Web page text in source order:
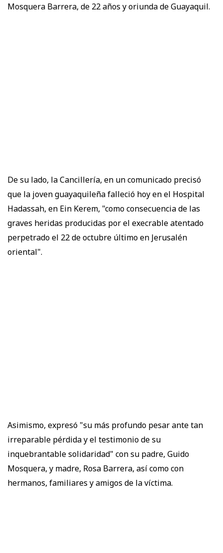
Mosquera Barrera, de 22 años y oriunda de Guayaquil.
De su lado, la Cancillería, en un comunicado precisó
que la joven guayaquileña falleció hoy en el Hospital
Hadassah, en Ein Kerem, "como consecuencia de las
graves heridas producidas por el execrable atentado
perpetrado el 22 de octubre último en Jerusalén
oriental".
Asimismo, expresó "su más profundo pesar ante tan
irreparable pérdida y el testimonio de su
inquebrantable solidaridad" con su padre, Guido
Mosquera, y madre, Rosa Barrera, así como con
hermanos, familiares y amigos de la víctima.